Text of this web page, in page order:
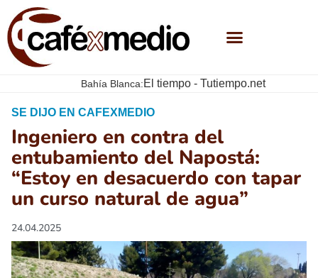
Bahía Blanca:El tiempo - Tutiempo.net
SE DIJO EN CAFEXMEDIO
Ingeniero en contra del
entubamiento del Napostá:
“Estoy en desacuerdo con tapar
un curso natural de agua”
24.04.2025